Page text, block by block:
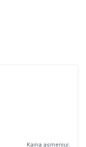
Kaina asmeniui: